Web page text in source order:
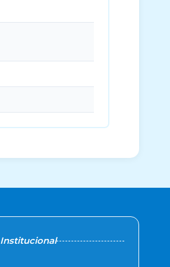
Institucional